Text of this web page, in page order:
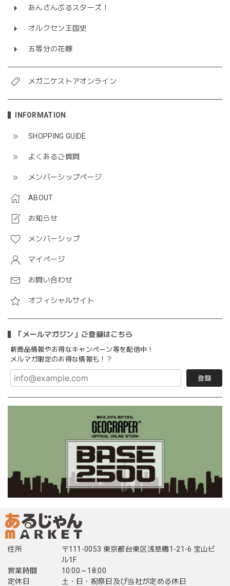
あんさんぶるスターズ！
オルクセン王国史
五等分の花嫁
メガニケストアオンライン
INFORMATION
SHOPPING GUIDE
よくあるご質問
メンバーシップページ
ABOUT
お知らせ
メンバーシップ
マイページ
お問い合わせ
オフィシャルサイト
「メールマガジン」ご登録はこちら
新商品情報やお得なキャンペーン等を配信中！
メルマガ限定のお得な情報も！？
登録
住所
〒111-0053 東京都台東区浅草橋1-21-6 宝山ビ
ル1F
営業時間
10:00～18:00
定休日
土・日・祝祭日及び当社が定める休日